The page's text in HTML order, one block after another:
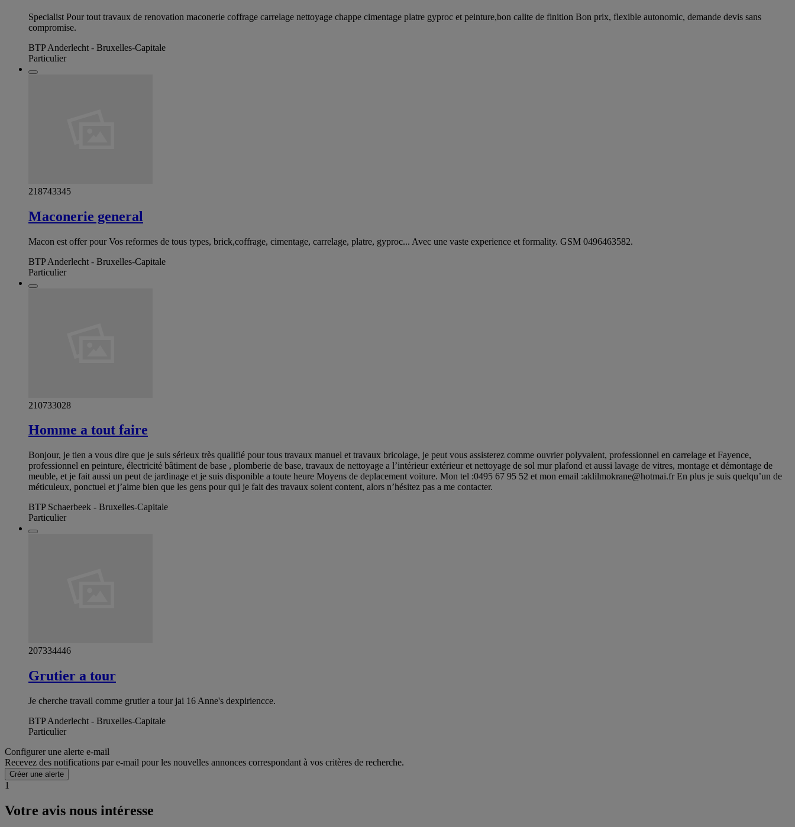
Specialist Pour tout travaux de renovation maconerie coffrage carrelage nettoyage chappe cimentage platre gyproc et peinture,bon calite de finition Bon prix, flexible autonomic, demande devis sans
compromise.
BTP Anderlecht - Bruxelles-Capitale
Particulier
218743345
Maconerie general
Macon est offer pour Vos reformes de tous types, brick,coffrage, cimentage, carrelage, platre, gyproc... Avec une vaste experience et formality. GSM 0496463582.
BTP Anderlecht - Bruxelles-Capitale
Particulier
210733028
Homme a tout faire
Bonjour, je tien a vous dire que je suis sérieux très qualifié pour tous travaux manuel et travaux bricolage, je peut vous assisterez comme ouvrier polyvalent, professionnel en carrelage et Fayence,
professionnel en peinture, électricité bâtiment de base , plomberie de base, travaux de nettoyage a l’intérieur extérieur et nettoyage de sol mur plafond et aussi lavage de vitres, montage et démontage de
meuble, et je fait aussi un peut de jardinage et je suis disponible a toute heure Moyens de deplacement voiture. Mon tel :0495 67 95 52 et mon email :aklilmokrane@hotmai.frEn plus je suis quelqu’un de
méticuleux, ponctuel et j’aime bien que les gens pour qui je fait des travaux soient content, alors n’hésitez pas a me contacter.
BTP Schaerbeek - Bruxelles-Capitale
Particulier
207334446
Grutier a tour
Je cherche travail comme grutier a tour jai 16 Anne's dexpiriencce.
BTP Anderlecht - Bruxelles-Capitale
Particulier
Configurer une alerte e-mail
Recevez des notifications par e-mail pour les nouvelles annonces correspondant à vos critères de recherche.
Créer une alerte
1
Votre avis nous intéresse